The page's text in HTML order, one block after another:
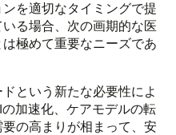
を適切なタイミングで提
る場合、次の画期的な医
極めて重要なニーズであ
という新たな必要性によ
加速化、ケアモデルの転
の高まりが相まって、安